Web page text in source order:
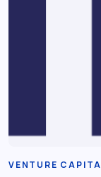
VENTURE